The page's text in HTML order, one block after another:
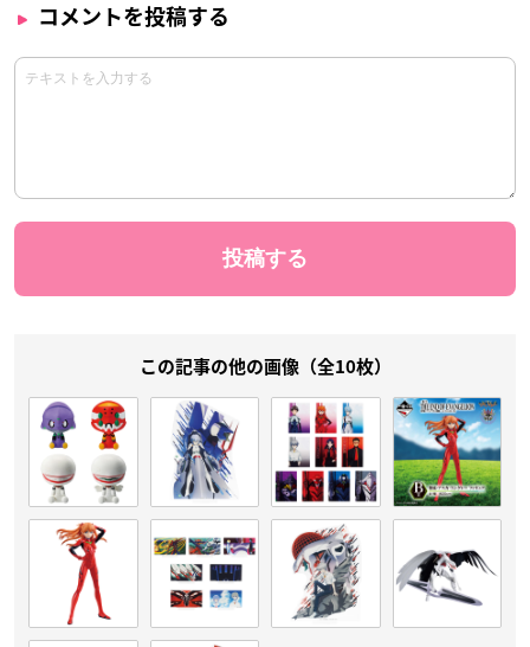
コメントを投稿する
この記事の他の画像（全10枚）